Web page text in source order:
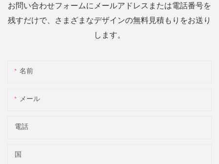
お問い合わせフォームにメールアドレスまたは電話番号を
残すだけで、さまざまなデザインの無料見積もりをお送り
します。
名前
メール
電話
国